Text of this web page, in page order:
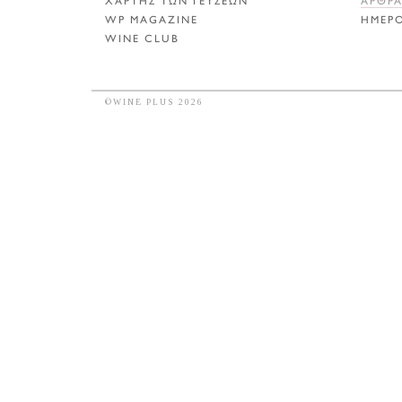
ΧΑΡΤΗΣ ΤΩΝ ΓΕΥΣΕΩΝ
WP MAGAZINE
WINE CLUB
ΑΡΘΡΑ
©WINE PLUS 2026